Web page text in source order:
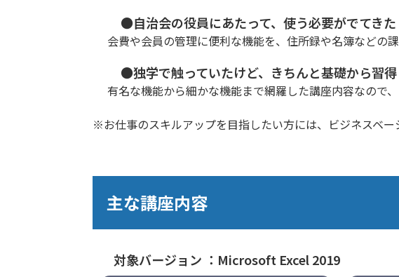
●自治会の役員にあたって、使う必要がでてきた
会費や会員の管理に便利な機能を、住所録や名簿などの
●独学で触っていたけど、きちんと基礎から習
有名な機能から細かな機能まで網羅した講座内容なので
※お仕事のスキルアップを目指したい方には、 ビジネスベ
主な講座内容
対象バージョン ：Microsoft Excel 2019